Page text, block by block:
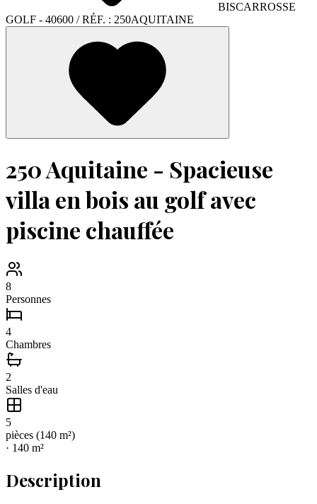
BISCARROSSE
GOLF - 40600 / RÉF. : 250AQUITAINE
250 Aquitaine - Spacieuse
villa en bois au golf avec
piscine chauffée
8
Personnes
4
Chambres
2
Salles d'eau
5
pièces (140 m²)
· 140 m²
Description